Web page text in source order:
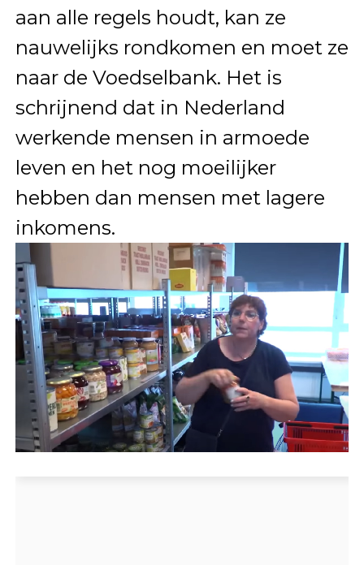
aan alle regels houdt, kan ze
nauwelijks rondkomen en moet ze
naar de Voedselbank. Het is
schrijnend dat in Nederland
werkende mensen in armoede
leven en het nog moeilijker
hebben dan mensen met lagere
inkomens.